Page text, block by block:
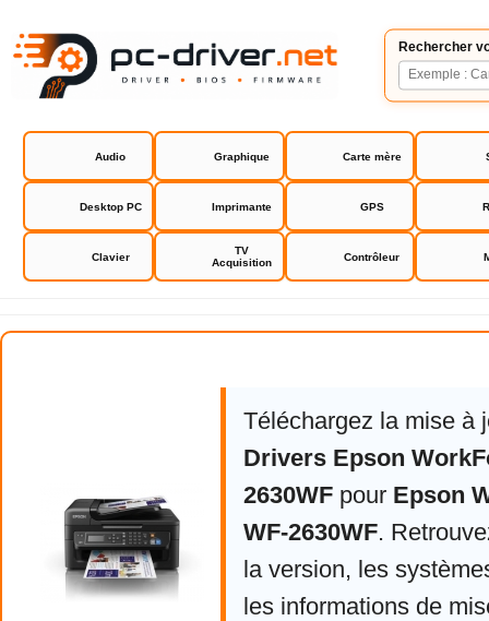
Rechercher
Audio Graphique Carte mère
Desktop PC Imprimante GPS
Clavier
TV
Acquisition
Contrôleur
Epson WorkForce WF-2630WF
Téléchargez la mise à
Drivers Epson
2630WF pour Epson
WF-2630WF.
la version, les
les informations de